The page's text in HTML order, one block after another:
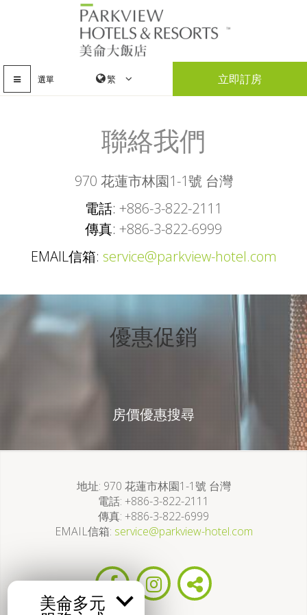
選單 立即訂房
聯絡我們
970 花蓮市林園1-1號 台灣
電話 +886-3-822-2111
傳真 +886-3-822-6999
EMAIL信箱 service@parkview-hotel.com
優惠促銷
房價優惠搜尋
地址 970 花蓮市林園1-1號 台灣
電話 +886-3-822-2111
傳真 +886-3-822-6999
EMAIL信箱 service@parkview-hotel.com
美侖多元